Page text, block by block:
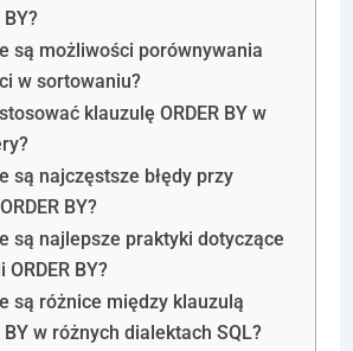
BY?
są możliwości porównywania
w sortowaniu?
klauzulę ORDER BY w
są najczęstsze błędy przy
BY?
są najlepsze praktyki dotyczące
ORDER BY?
są różnice między klauzulą
BY w różnych dialektach SQL?